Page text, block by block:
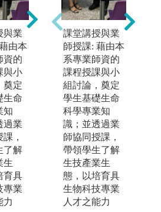
與業
由本
資的
與小
奠定
生命
知
過業
，
了解
生
育具
專業
力
m-based learnin
g; Project-based
learning) 教學
法引領學生以
問題導向引發
學習動機，以
提升學習成
效；再透過
「就業學程」
讓學生以生技
產業所需人才
及現況，了解
所需技能，以
提升學生學習
力與就業力。
圖解:A-PBL創
課堂講授與業
師授課: 藉由本
系專業師資的
課程授課與小
組討論，奠定
學生基礎生命
科學專業知
識；並透過業
師協同授課，
帶領學生了解
生技產業生
態，以培育具
生物科技專業
人才之能力